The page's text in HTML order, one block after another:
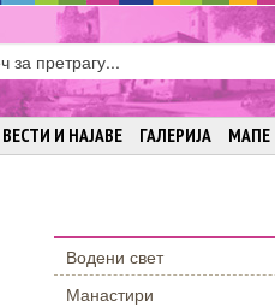
ВЕСТИ И НАЈАВЕ ГАЛЕРИЈА МАПЕ
Водени свет
Манастири